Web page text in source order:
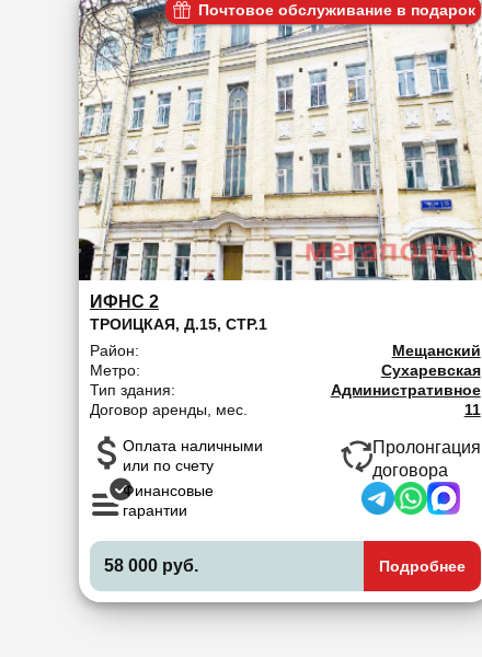
Почтовое обслуживание в подарок
ИФНС 2
ТРОИЦКАЯ, Д.15, СТР.1
Район:
Мещанский
Метро:
Сухаревская
Тип здания:
Административное
Договор аренды, мес.
11
Оплата наличными
или по счету
Финансовые
гарантии
Пролонгация
договора
58 000 руб. Подробнее